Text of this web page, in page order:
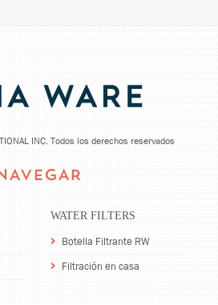
INC. Todos los derechos reservados
WATER FILTERS
Botella Filtrante RW
Filtración en casa